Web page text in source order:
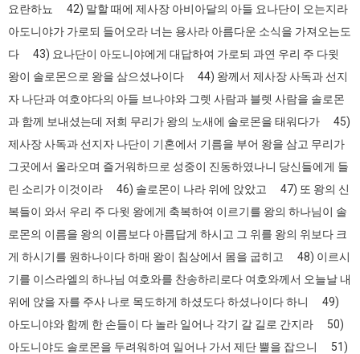
요란하뇨 42) 말할 때에 제사장 아비아달의 아들 요나단이 오는지라
아도니야가 가로되 들어오라 너는 용사라 아름다운 소식을 가져오는도
다 43) 요나단이 아도니야에게 대답하여 가로되 과연 우리 주 다윗
왕이 솔로몬으로 왕을 삼으셨나이다 44) 왕께서 제사장 사독과 선지
자 나단과 여호야다의 아들 브나야와 그렛 사람과 블렛 사람을 솔로몬
과 함께 보내셨는데 저희 무리가 왕의 노새에 솔로몬을 태워다가 45)
제사장 사독과 선지자 나단이 기혼에서 기름을 부어 왕을 삼고 무리가
그곳에서 올라오며 즐거워하므로 성중이 진동하였나니 당신들에게 들
린 소리가 이것이라 46) 솔로몬이 나라 위에 앉았고 47) 또 왕의 신
복들이 와서 우리 주 다윗 왕에게 축복하여 이르기를 왕의 하나님이 솔
로몬의 이름을 왕의 이름보다 아름답게 하시고 그 위를 왕의 위보다 크
게 하시기를 원하나이다 하매 왕이 침상에서 몸을 굽히고 48) 이르시
기를 이스라엘의 하나님 여호와를 찬송하리로다 여호와께서 오늘날 내
위에 앉을 자를 주사 나로 목도하게 하셨도다 하셨나이다 하니 49)
아도니야와 함께 한 손들이 다 놀라 일어나 각기 갈 길로 간지라 50)
아도니야도 솔로몬을 두려워하여 일어나 가서 제단 뿔을 잡으니 51)